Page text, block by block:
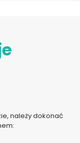
należy dokonać